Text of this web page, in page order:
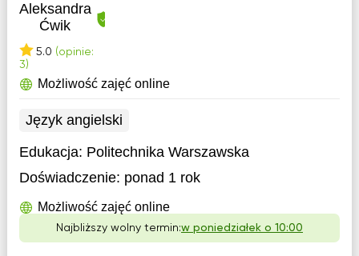
Aleksandra
Ćwik
5.0 (opinie:
3)
Możliwość zajęć online
Język angielski
Edukacja: Politechnika Warszawska
Doświadczenie: ponad 1 rok
Możliwość zajęć online
Najbliższy wolny termin:w poniedziałek o 10:00